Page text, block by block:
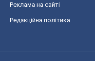
Реклама на сайті
Редакційна політика